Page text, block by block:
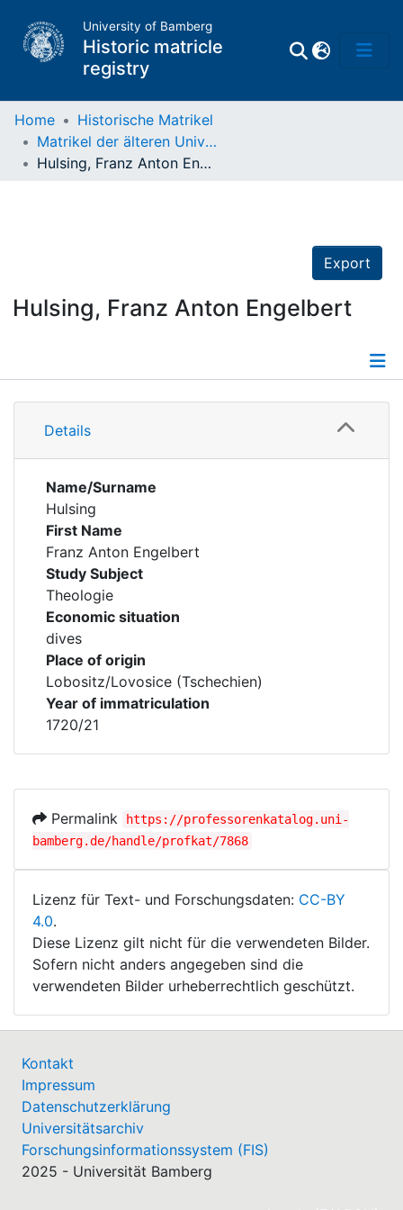
University of Bamberg
Historic matricle
registry
Matrikel
Home
Historische Matrikel
Matrikel der älteren Universität
Hulsing, Franz Anton Engelbert
Export
Hulsing, Franz Anton Engelbert
Details
Details
Name/Surname
Hulsing
First Name
Franz Anton Engelbert
Study Subject
Theologie
Economic situation
dives
Place of origin
Lobositz/Lovosice (Tschechien)
Year of immatriculation
1720/21
Permalink
https://professorenkatalog.uni-
bamberg.de/handle/profkat/7868
Lizenz für Text- und Forschungsdaten: CC-BY
4.0.
Diese Lizenz gilt nicht für die verwendeten Bilder.
Sofern nicht anders angegeben sind die
verwendeten Bilder urheberrechtlich geschützt.
Kontakt
Impressum
Datenschutzerklärung
Universitätsarchiv
Forschungsinformationssystem (FIS)
2025 - Universität Bamberg